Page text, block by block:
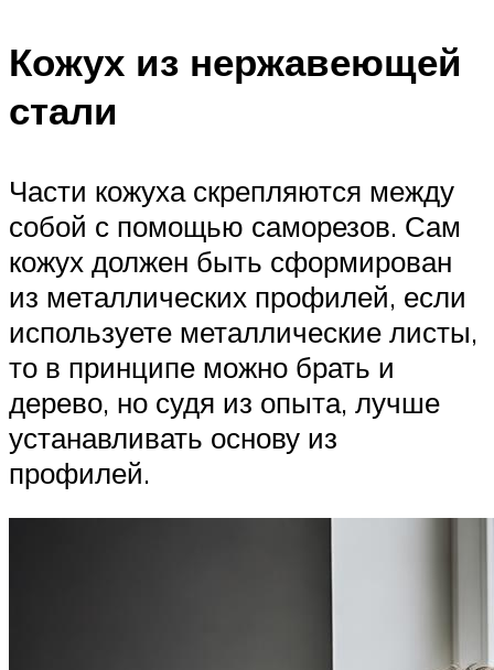
Кожух из нержавеющей
стали
Части кожуха скрепляются между
собой с помощью саморезов. Сам
кожух должен быть сформирован
из металлических профилей, если
используете металлические листы,
то в принципе можно брать и
дерево, но судя из опыта, лучше
устанавливать основу из
профилей.